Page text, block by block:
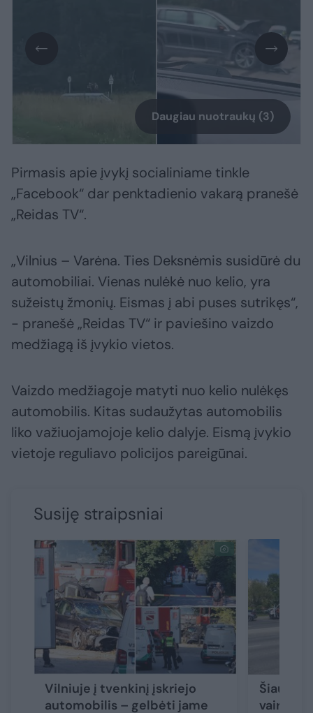
Daugiau nuotraukų (3)
Pirmasis apie įvykį socialiniame tinkle
„Facebook“ dar penktadienio vakarą pranešė
„Reidas TV“.
„Vilnius – Varėna. Ties Deksnėmis susidūrė du
automobiliai. Vienas nulėkė nuo kelio, yra
sužeistų žmonių. Eismas į abi puses sutrikęs“,
- pranešė „Reidas TV“ ir paviešino vaizdo
medžiagą iš įvykio vietos.
Vaizdo medžiagoje matyti nuo kelio nulėkęs
automobilis. Kitas sudaužytas automobilis
liko važiuojamojoje kelio dalyje. Eismą įvykio
vietoje reguliavo policijos pareigūnai.
Susiję straipsniai
Vilniuje į tvenkinį įskriejo
automobilis – gelbėti jame